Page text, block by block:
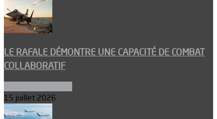
LE RAFALE DÉMONTRE UNE CAPACITÉ DE COMBAT
COLLABORATIF
15 juillet 2026